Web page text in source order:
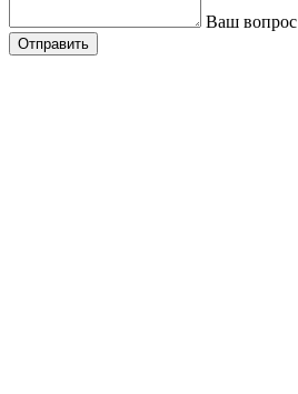
Ваш вопрос
Отправить